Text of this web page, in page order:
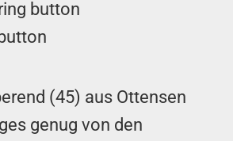
(45) aus Ottensen
genug von den